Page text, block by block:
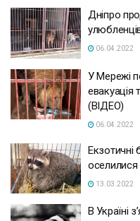
Дніпро
06.04.2022
У Мережі
евакуація
(ВІДЕО)
06.04.2022
Екзотичні
оселилися
13.03.2022
В Україні